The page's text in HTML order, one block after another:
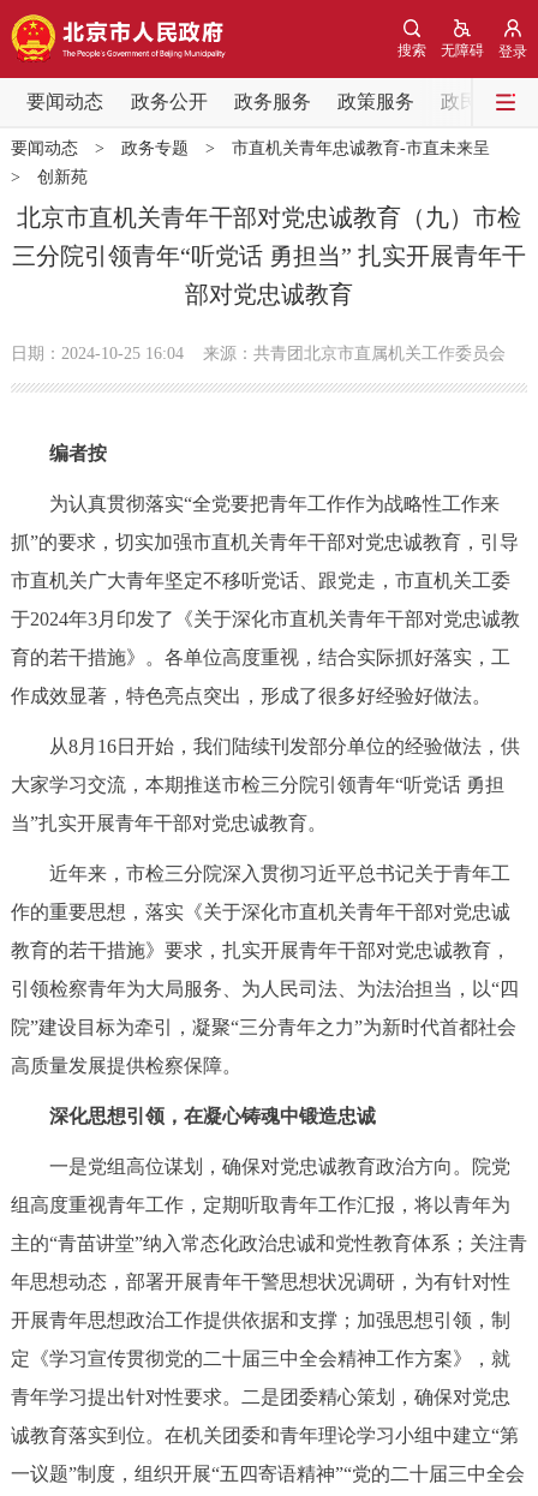
登录
无障碍
搜索
要闻动态 政务公开 政务服务 政策服务 政民互动
要闻动态
党中央精神 国务院信息 中央部委动态
北京要闻 会议信息 部门动态
政务公开
政策兑现 政策解读 回应关切
决策公开 专题公开
政务服务
个人服务 法人服务 部门服务
便民服务 利企服务 投资项目
中介服务 阳光政务
12345网上接诉即办 我要咨询 我要建议
参与调查 在线访谈 图说互动
绿色北京 图说北京 视频北京
多语种
DEUTSCH FRANÇAIS РУССКИЙ ЯЗЫК
ESPAÑOL العربية PORTUGUÊS
要闻动态> 政务专题 > 市直机关青年忠诚教育-市直未来呈
> 创新苑
北京市直机关青年干部对党忠诚教育（九）市检
三分院引领青年“听党话 勇担当” 扎实开展青年干
部对党忠诚教育
日期：2024-10-25 16:04 来源：共青团北京市直属机关工作委员会
编者按
为认真贯彻落实“全党要把青年工作作为战略性工作来
抓”的要求，切实加强市直机关青年干部对党忠诚教育，引导
市直机关广大青年坚定不移听党话、跟党走，市直机关工委
于2024年3月印发了《关于深化市直机关青年干部对党忠诚教
育的若干措施》。各单位高度重视，结合实际抓好落实，工
作成效显著，特色亮点突出，形成了很多好经验好做法。
从8月16日开始，我们陆续刊发部分单位的经验做法，供
大家学习交流，本期推送市检三分院引领青年“听党话 勇担
当”扎实开展青年干部对党忠诚教育。
近年来，市检三分院深入贯彻习近平总书记关于青年工
作的重要思想，落实《关于深化市直机关青年干部对党忠诚
教育的若干措施》要求，扎实开展青年干部对党忠诚教育，
引领检察青年为大局服务、为人民司法、为法治担当，以“四
院”建设目标为牵引，凝聚“三分青年之力”为新时代首都社会
高质量发展提供检察保障。
深化思想引领，在凝心铸魂中锻造忠诚
一是党组高位谋划，确保对党忠诚教育政治方向。院党
组高度重视青年工作，定期听取青年工作汇报，将以青年为
主的“青苗讲堂”纳入常态化政治忠诚和党性教育体系；关注青
年思想动态，部署开展青年干警思想状况调研，为有针对性
开展青年思想政治工作提供依据和支撑；加强思想引领，制
定《学习宣传贯彻党的二十届三中全会精神工作方案》，就
青年学习提出针对性要求。二是团委精心策划，确保对党忠
诚教育落实到位。在机关团委和青年理论学习小组中建立“第
一议题”制度，组织开展“五四寄语精神”“党的二十届三中全会